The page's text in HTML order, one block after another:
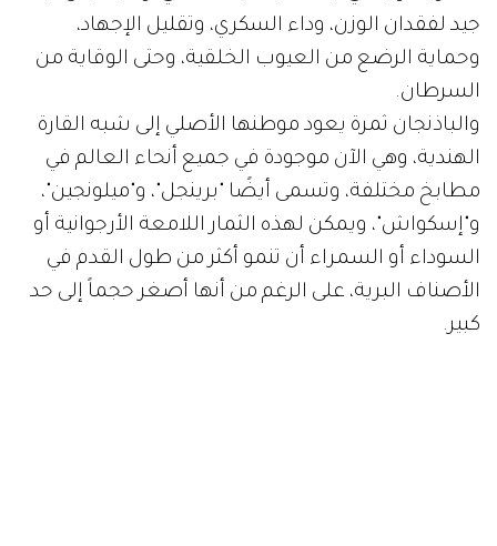
جيد لفقدان الوزن، وداء السكري، وتقليل الإجهاد،
وحماية الرضع من العيوب الخلقية، وحتى الوقاية من
السرطان.
والباذنجان ثمرة يعود موطنها الأصلي إلى شبه القارة
الهندية، وهي الآن موجودة في جميع أنحاء العالم في
مطابخ مختلفة، وتسمى أيضًا "برينجل"، و"ميلونجين"،
و"إسكواش"، ويمكن لهذه الثمار اللامعة الأرجوانية أو
السوداء أو السمراء أن تنمو أكثر من طول القدم في
الأصناف البرية، على الرغم من أنها أصغر حجماً إلى حد
كبير.